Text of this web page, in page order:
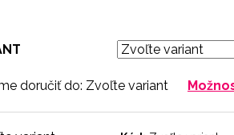
doručiť do: Zvoľte variant